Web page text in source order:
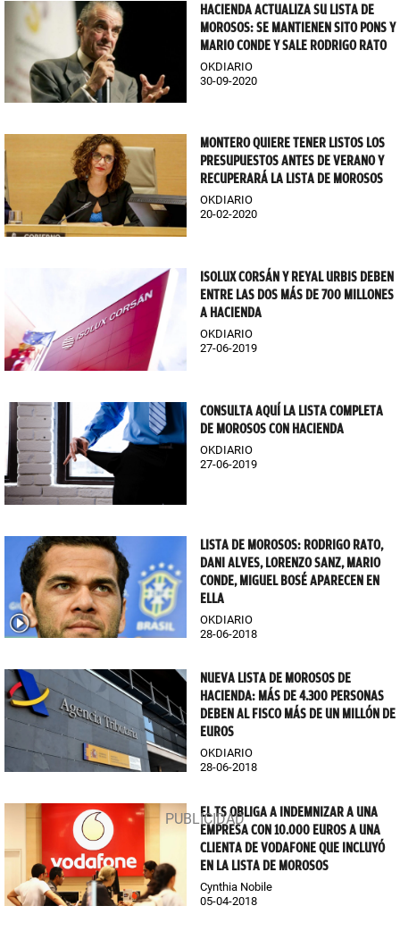
HACIENDA ACTUALIZA SU LISTA DE
MOROSOS: SE MANTIENEN SITO PONS Y
MARIO CONDE Y SALE RODRIGO RATO
OKDIARIO
30-09-2020
MONTERO QUIERE TENER LISTOS LOS
PRESUPUESTOS ANTES DE VERANO Y
RECUPERARÁ LA LISTA DE MOROSOS
OKDIARIO
20-02-2020
ISOLUX CORSÁN Y REYAL URBIS DEBEN
ENTRE LAS DOS MÁS DE 700 MILLONES
A HACIENDA
OKDIARIO
27-06-2019
CONSULTA AQUÍ LA LISTA COMPLETA
DE MOROSOS CON HACIENDA
OKDIARIO
27-06-2019
LISTA DE MOROSOS: RODRIGO RATO,
DANI ALVES, LORENZO SANZ, MARIO
CONDE, MIGUEL BOSÉ APARECEN EN
ELLA
OKDIARIO
28-06-2018
NUEVA LISTA DE MOROSOS DE
HACIENDA: MÁS DE 4.300 PERSONAS
DEBEN AL FISCO MÁS DE UN MILLÓN DE
EUROS
OKDIARIO
28-06-2018
EL TS OBLIGA A INDEMNIZAR A UNA
EMPRESA CON 10.000 EUROS A UNA
CLIENTA DE VODAFONE QUE INCLUYÓ
EN LA LISTA DE MOROSOS
Cynthia Nobile
05-04-2018